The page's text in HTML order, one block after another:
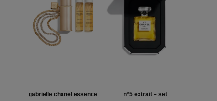
gabrielle chanel essence n°5 extrait – set